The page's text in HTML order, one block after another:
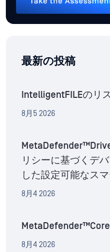
最新の投稿
IntelligentFILEのリ
8月5 2026
リシーに基づくデ
した設定可能なス
8月4 2026
8月4 2026